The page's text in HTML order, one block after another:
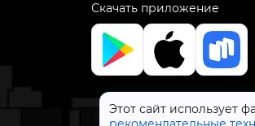
Этот сайт использует
Скачать приложение